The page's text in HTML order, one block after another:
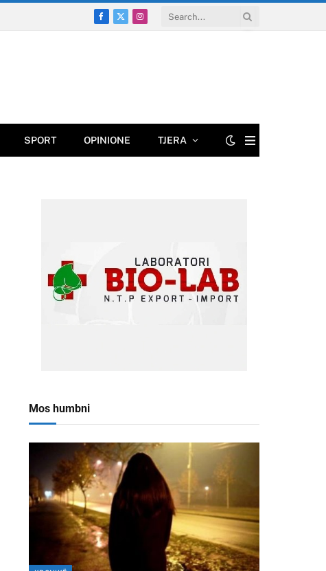
Facebook
X
Instagram
SPORT OPINIONE TJERA
Mos humbni